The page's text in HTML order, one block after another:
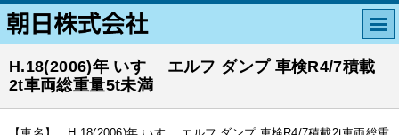
H.18(2006)年 いすゞ エルフ ダンプ 車検R4/7積載
2t車両総重量5t未満